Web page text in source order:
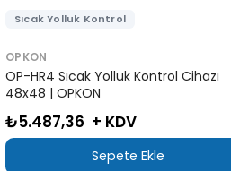
Sıcak Yolluk Kontrol
OPKON
OP-HR4 Sıcak Yolluk Kontrol Cihazı
48x48 | OPKON
₺5.487,36 + KDV
Sepete Ekle